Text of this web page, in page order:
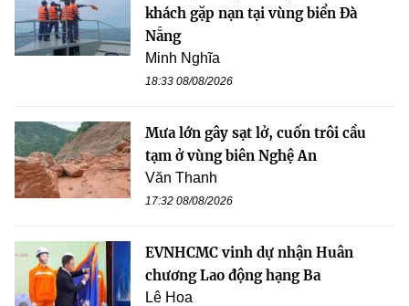
khách gặp nạn tại vùng biển Đà
Nẵng
Minh Nghĩa
18:33 08/08/2026
Mưa lớn gây sạt lở, cuốn trôi cầu
tạm ở vùng biên Nghệ An
Văn Thanh
17:32 08/08/2026
EVNHCMC vinh dự nhận Huân
chương Lao động hạng Ba
Lê Hoa